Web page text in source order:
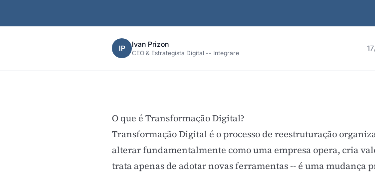
IP Ivan Prizon
CEO & Estrategista Digital -- Integrare
O que é Transformação Digital?
Transformação Digital é o processo de reestruturação
alterar fundamentalmente como uma empresa opera, cria
trata apenas de adotar novas ferramentas -- é uma